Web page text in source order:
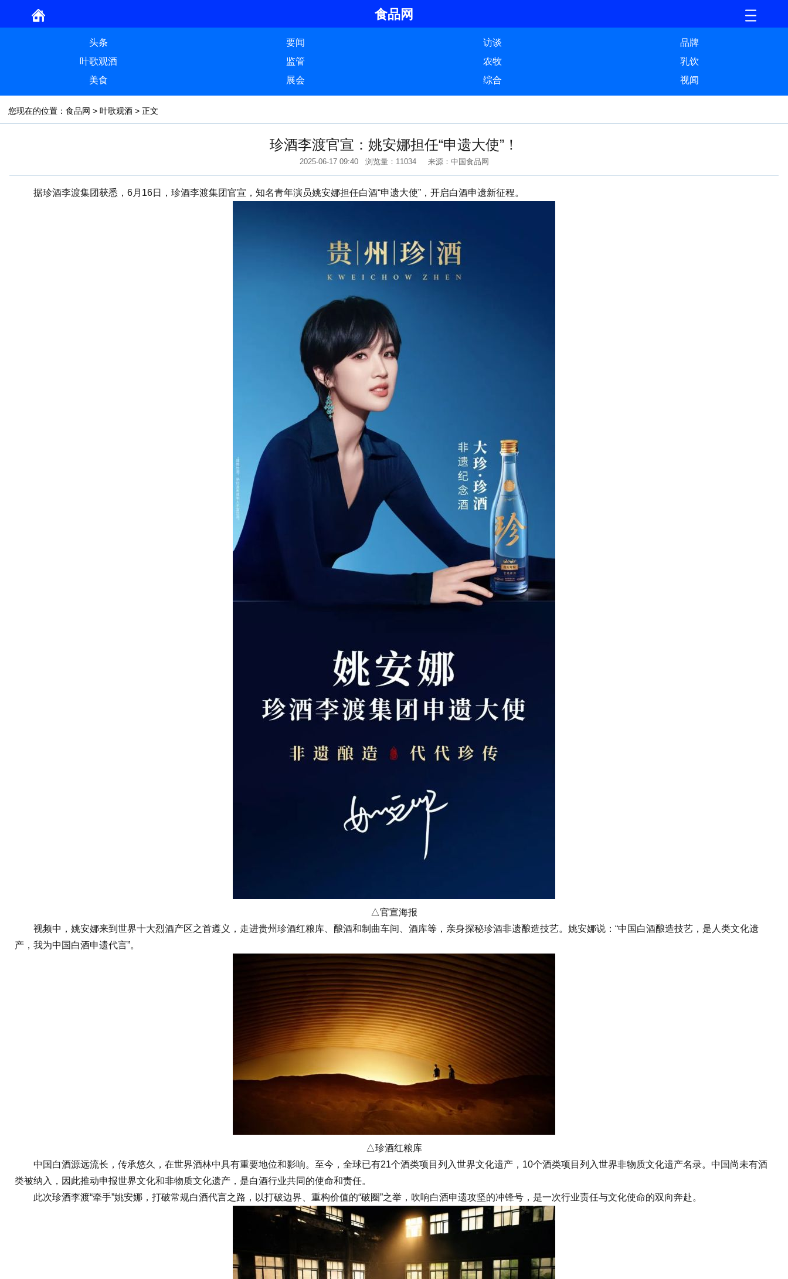
食品网
头条 要闻 访谈
品牌
叶歌观酒
监管 农牧
乳饮
美食
展会 综合 视闻
您现在的位置： 食品网 > 叶歌观酒 > 正文
珍酒李渡官宣：姚安娜担任“申遗大使”！
2025-06-17 09:40 浏览量：11034 来源：中国食品网
据珍酒李渡集团获悉，6月16日，珍酒李渡集团官宣，知名青年演员姚安娜担任白酒“申遗大使”，开启白酒申遗新征程。
△官宣海报
视频中，姚安娜来到世界十大烈酒产区之首遵义，走进贵州珍酒红粮库、酿酒和制曲车间、酒库等，亲身探秘珍酒非遗酿造技艺。姚安娜说：“中国白酒酿造技艺，是人类文化遗
产，我为中国白酒申遗代言”。
△珍酒红粮库
中国白酒源远流长，传承悠久，在世界酒林中具有重要地位和影响。至今，全球已有21个酒类项目列入世界文化遗产，10个酒类项目列入世界非物质文化遗产名录。中国尚未有酒
类被纳入，因此推动申报世界文化和非物质文化遗产，是白酒行业共同的使命和责任。
此次珍酒李渡“牵手”姚安娜，打破常规白酒代言之路，以打破边界、重构价值的“破圈”之举，吹响白酒申遗攻坚的冲锋号，是一次行业责任与文化使命的双向奔赴。